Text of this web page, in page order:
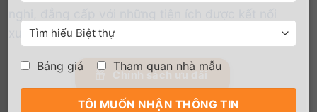
xung quanh dự án.
Chính sách ưu đãi
Bảng giá Tham quan nhà mẫu